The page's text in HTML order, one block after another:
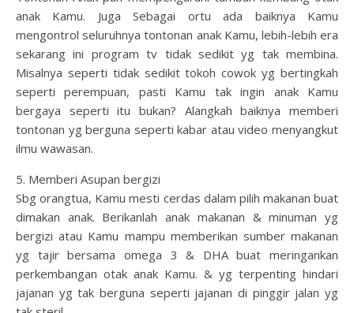
anak Kamu. Juga Sebagai ortu ada baiknya Kamu
mengontrol seluruhnya tontonan anak Kamu, lebih-lebih era
sekarang ini program tv tidak sedikit yg tak membina.
Misalnya seperti tidak sedikit tokoh cowok yg bertingkah
seperti perempuan, pasti Kamu tak ingin anak Kamu
bergaya seperti itu bukan? Alangkah baiknya memberi
tontonan yg berguna seperti kabar atau video menyangkut
ilmu wawasan.
5. Memberi Asupan bergizi
Sbg orangtua, Kamu mesti cerdas dalam pilih makanan buat
dimakan anak. Berikanlah anak makanan & minuman yg
bergizi atau Kamu mampu memberikan sumber makanan
yg tajir bersama omega 3 & DHA buat meringankan
perkembangan otak anak Kamu. & yg terpenting hindari
jajanan yg tak berguna seperti jajanan di pinggir jalan yg